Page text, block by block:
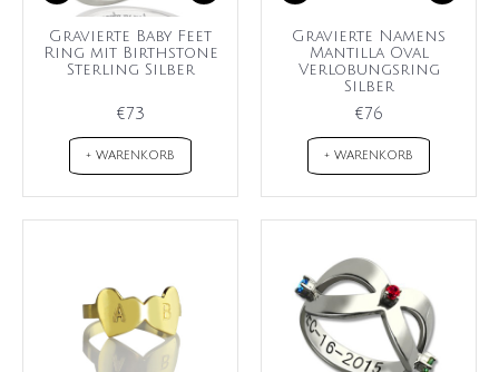
Gravierte Baby Feet
Ring mit Birthstone
Sterling Silber
€73
+ WARENKORB
Gravierte Namens
Mantilla Oval
Verlobungsring
Silber
€76
+ WARENKORB